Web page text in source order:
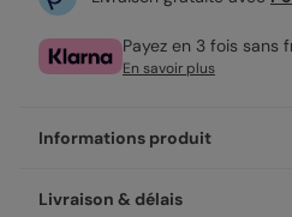
Payez en 3 fois sans
En savoir plus
Informations produit
Personnalisez votre carte fête
Livraison & délais